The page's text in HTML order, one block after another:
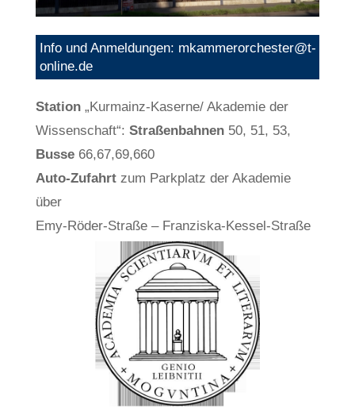
Info und Anmeldungen: mkammerorchester@t-
online.de
Station„Kurmainz-Kaserne/ Akademie der
Wissenschaft“: Straßenbahnen50, 51, 53,
Busse66,67,69,660
Auto-Zufahrtzum Parkplatz der Akademie
über
Emy-Röder-Straße – Franziska-Kessel-Straße